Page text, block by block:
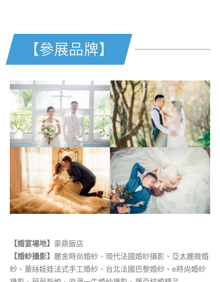
【參展品牌】
【婚宴場地】 豪鼎飯店
【婚紗攝影】 麗舍時尚婚紗、現代法國婚紗攝影、亞太麗緻婚
紗、蕾絲娃娃法式手工婚紗、台北法國巴黎婚紗、e時尚婚紗